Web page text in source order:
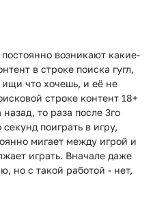
возникают какие-
в строке поиска гугл,
ищи что хочешь, и её не
строке контент 18+
то раза после 3го
поиграть в игру,
мигает между игрой и
играть. Вначале даже
но с такой работой - нет,